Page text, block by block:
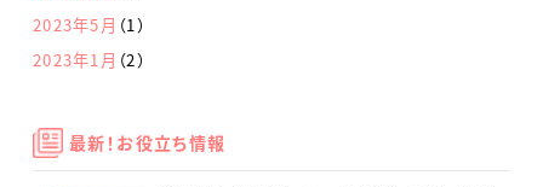
2023年5月 （1）
2023年1月 （2）
最新！お役立ち情報